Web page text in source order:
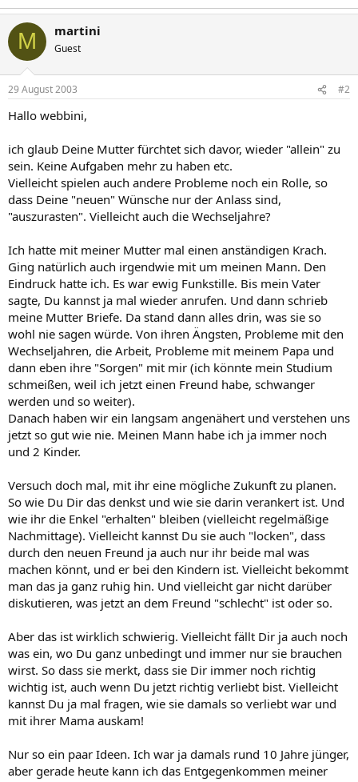
M martini
Guest
29 August 2003 #2
Hallo webbini,
ich glaub Deine Mutter fürchtet sich davor, wieder "allein" zu
sein. Keine Aufgaben mehr zu haben etc.
Vielleicht spielen auch andere Probleme noch ein Rolle, so
dass Deine "neuen" Wünsche nur der Anlass sind,
"auszurasten". Vielleicht auch die Wechseljahre?
Ich hatte mit meiner Mutter mal einen anständigen Krach.
Ging natürlich auch irgendwie mit um meinen Mann. Den
Eindruck hatte ich. Es war ewig Funkstille. Bis mein Vater
sagte, Du kannst ja mal wieder anrufen. Und dann schrieb
meine Mutter Briefe. Da stand dann alles drin, was sie so
wohl nie sagen würde. Von ihren Ängsten, Probleme mit den
Wechseljahren, die Arbeit, Probleme mit meinem Papa und
dann eben ihre "Sorgen" mit mir (ich könnte mein Studium
schmeißen, weil ich jetzt einen Freund habe, schwanger
werden und so weiter).
Danach haben wir ein langsam angenähert und verstehen uns
jetzt so gut wie nie. Meinen Mann habe ich ja immer noch
und 2 Kinder.
Versuch doch mal, mit ihr eine mögliche Zukunft zu planen.
So wie Du Dir das denkst und wie sie darin verankert ist. Und
wie ihr die Enkel "erhalten" bleiben (vielleicht regelmäßige
Nachmittage). Vielleicht kannst Du sie auch "locken", dass
durch den neuen Freund ja auch nur ihr beide mal was
machen könnt, und er bei den Kindern ist. Vielleicht bekommt
man das ja ganz ruhig hin. Und vielleicht gar nicht darüber
diskutieren, was jetzt an dem Freund "schlecht" ist oder so.
Aber das ist wirklich schwierig. Vielleicht fällt Dir ja auch noch
was ein, wo Du ganz unbedingt und immer nur sie brauchen
wirst. So dass sie merkt, dass sie Dir immer noch richtig
wichtig ist, auch wenn Du jetzt richtig verliebt bist. Vielleicht
kannst Du ja mal fragen, wie sie damals so verliebt war und
mit ihrer Mama auskam!
Nur so ein paar Ideen. Ich war ja damals rund 10 Jahre jünger,
aber gerade heute kann ich das Entgegenkommen meiner